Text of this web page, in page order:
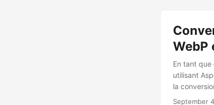
WebP
En tant
utilisant
la
September